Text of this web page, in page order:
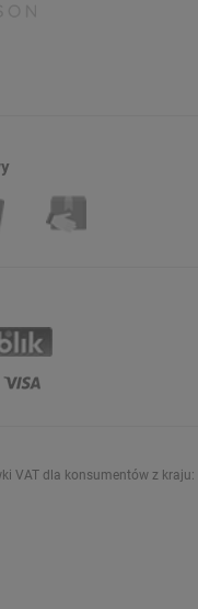
VAT dla konsumentów z kraju: